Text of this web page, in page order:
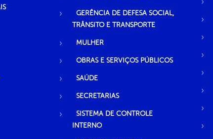
GERÊNCIA DE DEFESA SOCIAL,
TRÂNSITO E TRANSPORTE
MULHER
OBRAS E SERVIÇOS PÚBLICOS
SAÚDE
SECRETARIAS
SISTEMA DE CONTROLE
INTERNO